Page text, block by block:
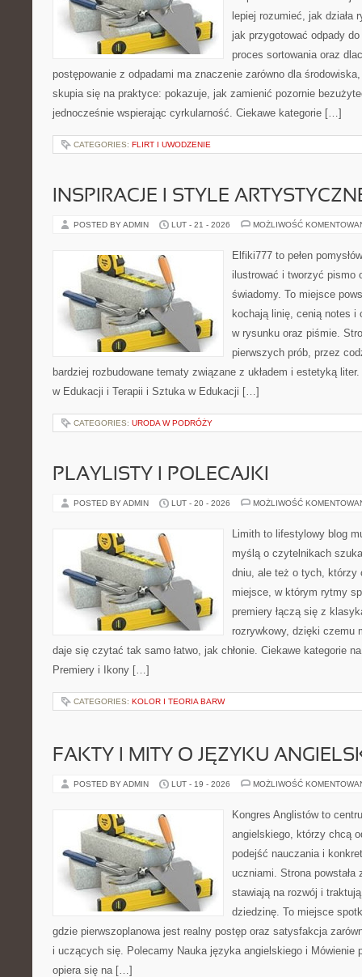
lepiej rozumieć, jak działa
jak przygotować odpady
proces sortowania oraz
postępowanie z odpadami ma znaczenie zarówno dla
skupia się na praktyce: pokazuje, jak zamienić pozornie
jednocześnie wspierając cyrkularność. Ciekawe kategorie […]
CATEGORIES: FLIRT I UWODZENIE
INSPIRACJE I STYLE
POSTED BY ADMIN LUT - 21 - 2026 MOŻLIWOŚĆ
Elfiki777 to pełen
ilustrować i tworzyć pismo
świadomy. To miejsce
kochają linię, cenią notes i
w rysunku oraz piśmie.
pierwszych prób, przez
bardziej rozbudowane tematy związane z układem i estetyką
w Edukacji i Terapii i Sztuka w Edukacji […]
CATEGORIES: URODA W PODRÓŻY
PLAYLISTY I POLECAJKI
POSTED BY ADMIN LUT - 20 - 2026 MOŻLIWOŚĆ
Limith to lifestylowy blog
myślą o czytelnikach
dniu, ale też o tych, którzy
miejsce, w którym rytmy
premiery łączą się z
rozrywkowy, dzięki czemu
daje się czytać tak samo łatwo, jak chłonie. Ciekawe kategorie
Premiery i Ikony […]
CATEGORIES: KOLOR I TEORIA BARW
FAKTY I MITY O JĘZYKU
POSTED BY ADMIN LUT - 19 - 2026 MOŻLIWOŚĆ
Kongres Anglistów to
angielskiego, którzy chcą
podejść nauczania i
uczniami. Strona
stawiają na rozwój i
dziedzinę. To miejsce
gdzie pierwszoplanowa jest realny postęp oraz satysfakcja
i uczących się. Polecamy Nauka języka angielskiego i Mówienie
opiera się na […]